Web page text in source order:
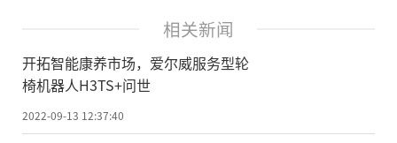
相关新闻
开拓智能康养市场，爱尔威服务型轮
椅机器人H3TS+问世
2022-09-13 12:37:40